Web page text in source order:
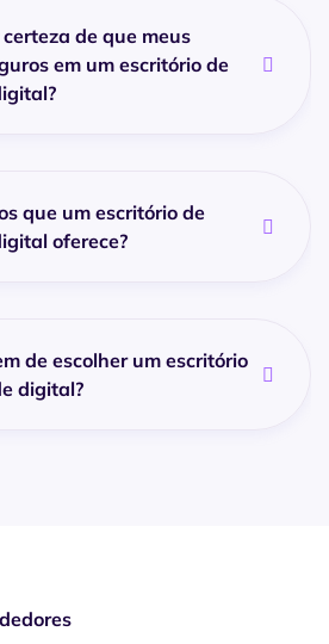
de que meus
em um escritório de
que um escritório de
oferece?
de escolher um escritório
digital?